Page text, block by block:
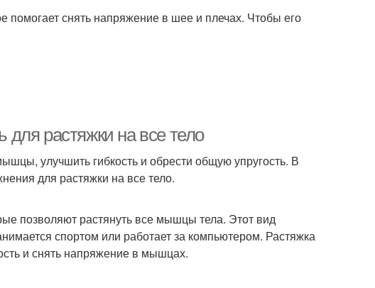
помогает снять напряжение в шее и плечах. Чтобы его
для растяжки на все тело
улучшить гибкость и обрести общую упругость. В
для растяжки на все тело.
позволяют растянуть все мышцы тела. Этот вид
спортом или работает за компьютером. Растяжка
и снять напряжение в мышцах.